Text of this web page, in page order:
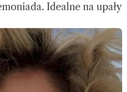
Idealne na upały